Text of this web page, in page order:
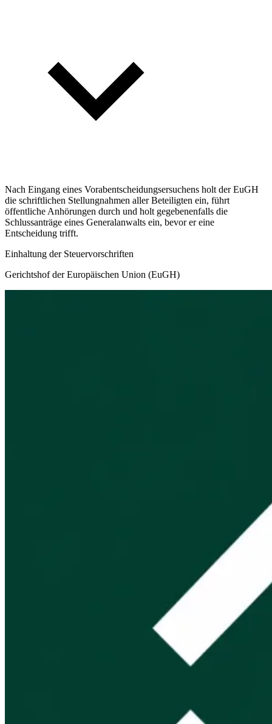
Nach Eingang eines Vorabentscheidungsersuchens holt der EuGH
die schriftlichen Stellungnahmen aller Beteiligten ein, führt
öffentliche Anhörungen durch und holt gegebenenfalls die
Schlussanträge eines Generalanwalts ein, bevor er eine
Entscheidung trifft.
Einhaltung der Steuervorschriften
Gerichtshof der Europäischen Union (EuGH)